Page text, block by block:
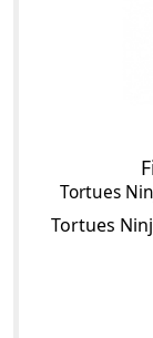
Tortues
Tortues